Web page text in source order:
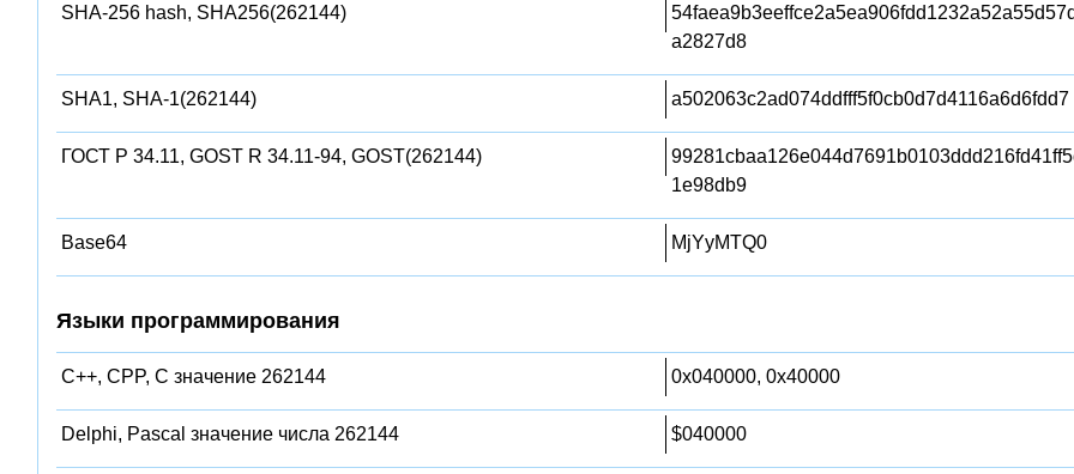
SHA-256 hash, SHA256(262144)
a2827d8
SHA1, SHA-1(262144) a502063c2ad074ddfff5f0cb0d7d4116a6d6fdd7
ГОСТ Р 34.11, GOST R 34.11-94, GOST(262144)
1e98db9
Base64 MjYyMTQ0
Языки программирования
C++, CPP, C значение 262144 0x040000, 0x40000
Delphi, Pascal значение числа 262144 $040000